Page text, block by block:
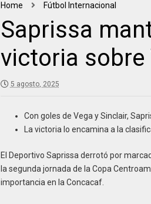
Home Fútbol Internacional
Saprissa
victoria sobre
5 agosto, 2025
Con goles de Vega y Sinclair,
La victoria lo encamina a la
El Deportivo Saprissa derrotó por
la segunda jornada de la Copa
importancia en la Concacaf.